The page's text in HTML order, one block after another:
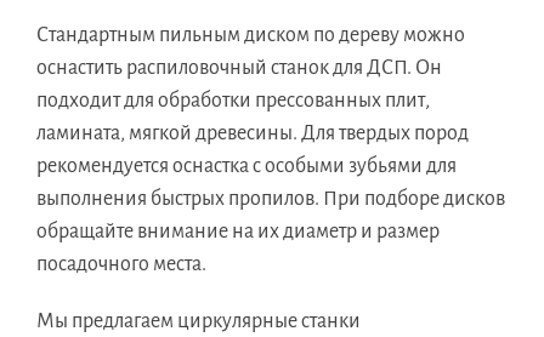
Стандартным пильным диском по дереву можно
оснастить распиловочный станок для ДСП. Он
подходит для обработки прессованных плит,
ламината, мягкой древесины. Для твердых пород
рекомендуется оснастка с особыми зубьями для
выполнения быстрых пропилов. При подборе дисков
обращайте внимание на их диаметр и размер
посадочного места.
Мы предлагаем циркулярные станки